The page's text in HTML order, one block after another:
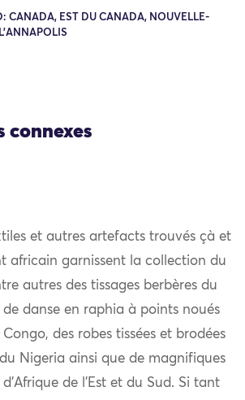
CANADA, EST DU CANADA, NOUVELLE-
connexes
et autres artefacts trouvés çà et
africain garnissent la collection du
autres des tissages berbères du
de danse en raphia à points noués
des robes tissées et brodées
Nigeria ainsi que de magnifiques
de l’Est et du Sud. Si tant